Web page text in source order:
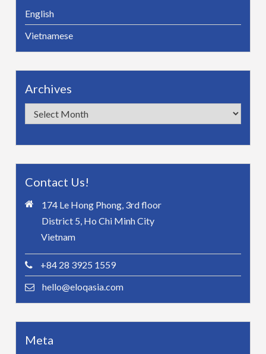
English
Vietnamese
Archives
Archives
Contact Us!
174 Le Hong Phong, 3rd floor
District 5, Ho Chi Minh City
Vietnam
+84 28 3925 1559
hello@eloqasia.com
Meta